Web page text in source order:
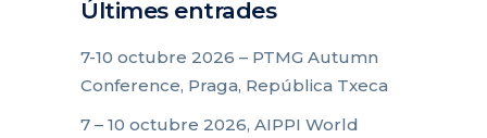
Últimes entrades
7-10 octubre 2026 – PTMG Autumn
Conference, Praga, República Txeca
7 – 10 octubre 2026, AIPPI World